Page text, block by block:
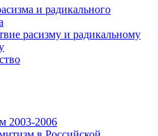
и радикального
расизму и радикальному
2003-2006